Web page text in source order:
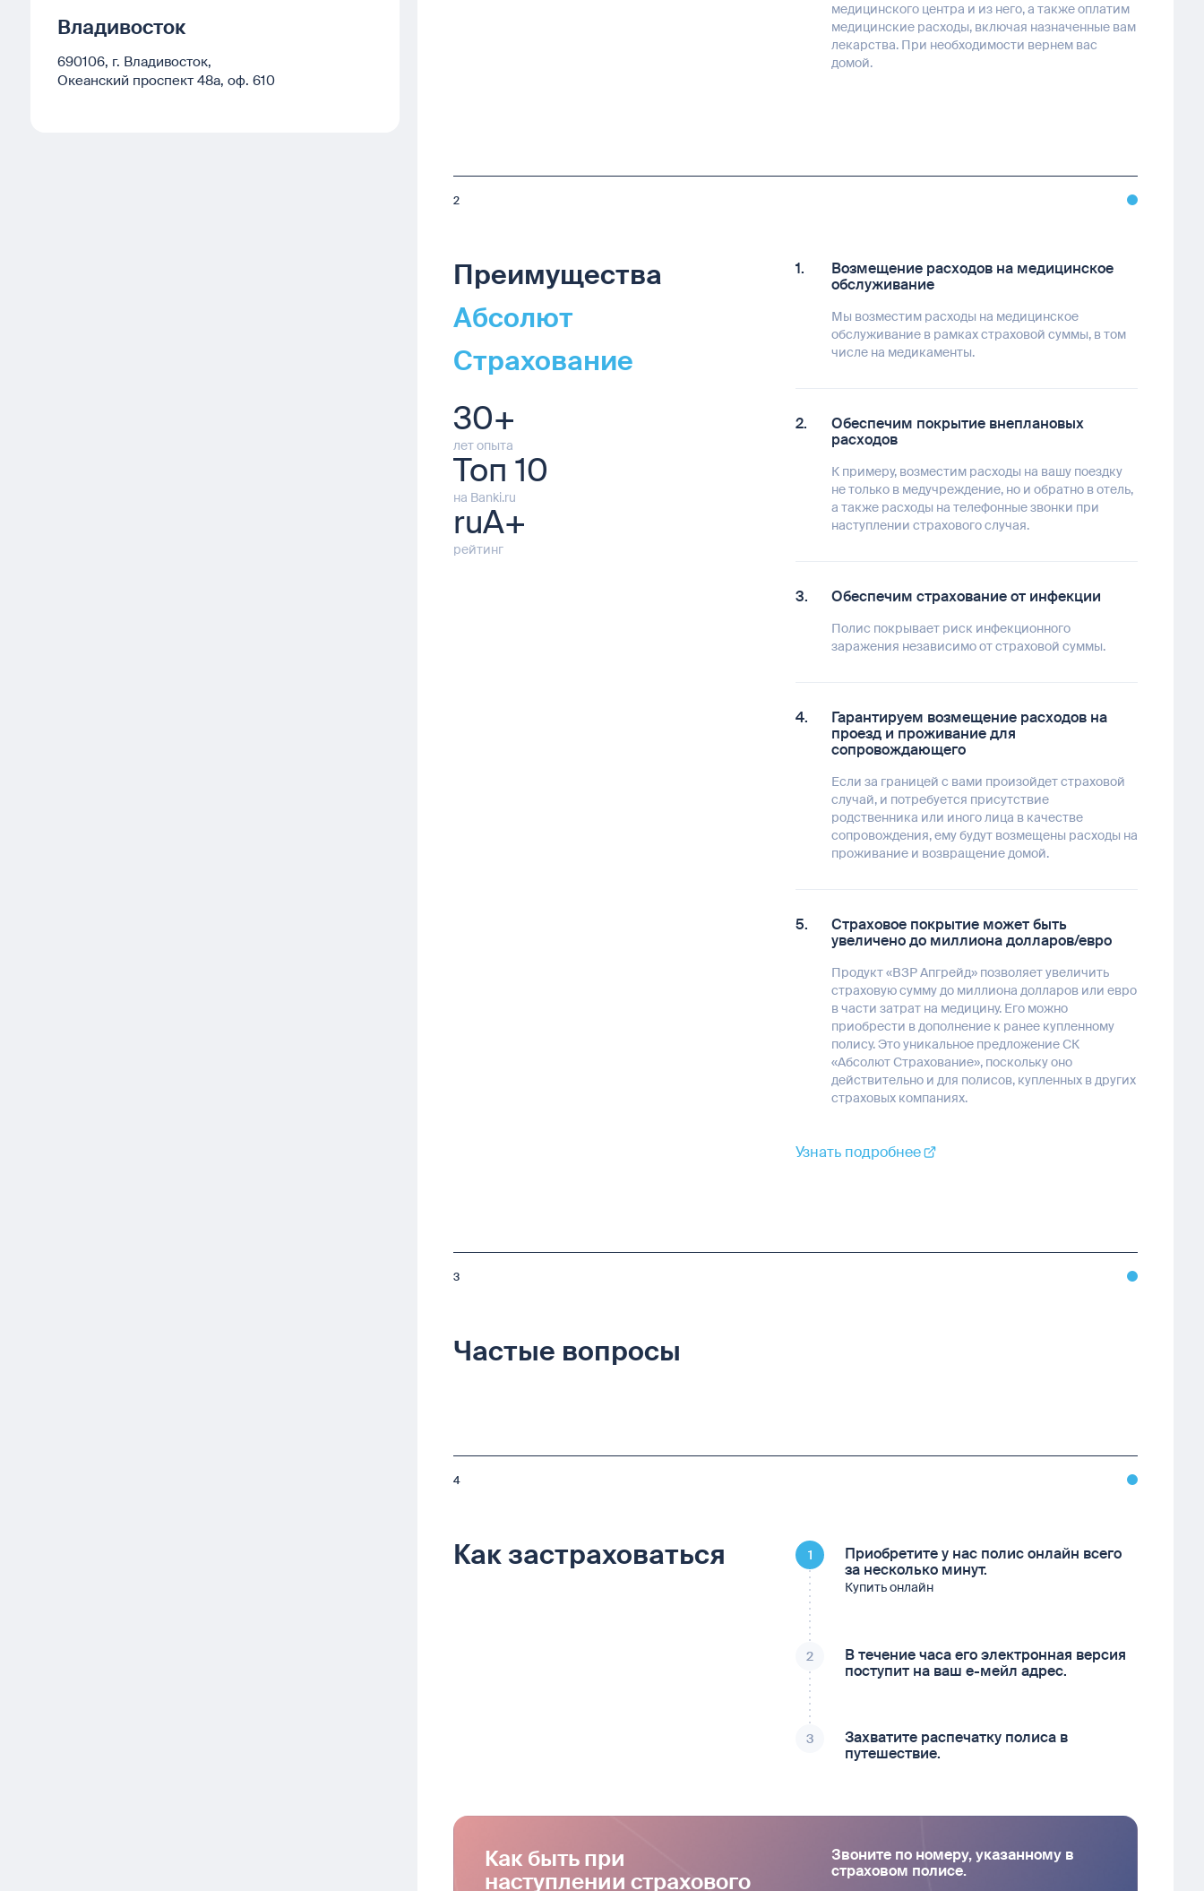
Владивосток
690106, г. Владивосток,
Океанский проспект 48а, оф. 610
медицинского центра и из него, а также оплатим
медицинские расходы, включая назначенные вам
лекарства. При необходимости вернем вас
домой.
2
Преимущества
Абсолют
Страхование
30+
лет опыта
Топ 10
на Banki.ru
ruA+
рейтинг
Возмещение расходов на медицинское
обслуживание
Мы возместим расходы на медицинское
обслуживание в рамках страховой суммы, в том
числе на медикаменты.
Обеспечим покрытие внеплановых
расходов
К примеру, возместим расходы на вашу поездку
не только в медучреждение, но и обратно в отель,
а также расходы на телефонные звонки при
наступлении страхового случая.
Обеспечим страхование от инфекции
Полис покрывает риск инфекционного
заражения независимо от страховой суммы.
Гарантируем возмещение расходов на
проезд и проживание для
сопровождающего
Если за границей с вами произойдет страховой
случай, и потребуется присутствие
родственника или иного лица в качестве
сопровождения, ему будут возмещены расходы на
проживание и возвращение домой.
Страховое покрытие может быть
увеличено до миллиона долларов/евро
Продукт «ВЗР Апгрейд» позволяет увеличить
страховую сумму до миллиона долларов или евро
в части затрат на медицину. Его можно
приобрести в дополнение к ранее купленному
полису. Это уникальное предложение СК
«Абсолют Страхование», поскольку оно
действительно и для полисов, купленных в других
страховых компаниях.
Узнать подробнее
3
Частые вопросы
4
Как застраховаться 1
Приобретите у нас полис онлайн всего
за несколько минут.
Купить онлайн
2
В течение часа его электронная версия
поступит на ваш е-мейл адрес.
3
Захватите распечатку полиса в
путешествие.
Как быть при
наступлении страхового
Звоните по номеру, указанному в
страховом полисе.